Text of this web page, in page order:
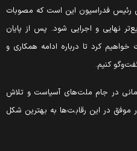
فدراسیون این است که مصوبات
نهایی و اجرایی شود. پس از پایان
کرد تا درباره ادامه همکاری و
کنیم.
در جام ملت‌های آسیاست و تلاش
در این رقابت‌ها به بهترین شکل